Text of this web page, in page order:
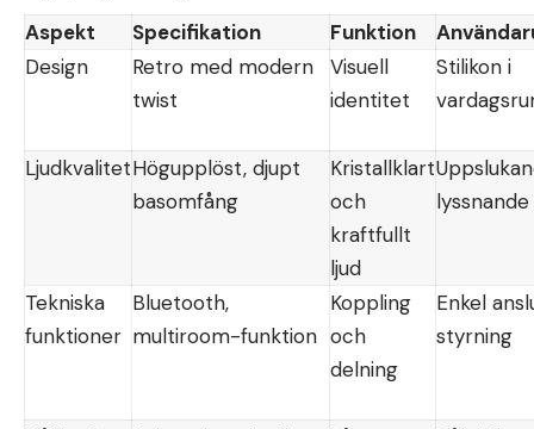
Aspekt Specifikation Funktion
Design
Retro med modern
twist
Visuell
identitet
Stilikon i
LjudkvalitetHögupplöst, djupt
basomfång
Kristallklart
och
kraftfullt
ljud
lyssnande
Tekniska
funktioner
Bluetooth,
multiroom-funktion
Koppling
och
delning
Enkel
styrning